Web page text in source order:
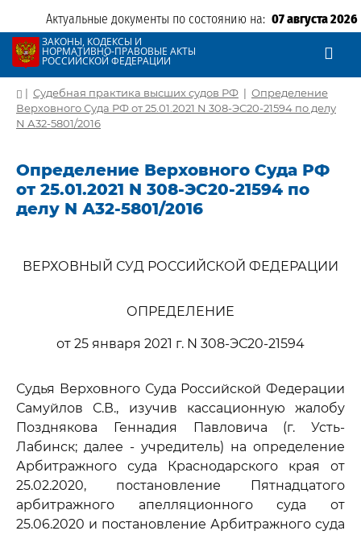
Актуальные документы по состоянию на: 07 августа 2026
ЗАКОНЫ, КОДЕКСЫ И
НОРМАТИВНО-ПРАВОВЫЕ АКТЫ
РОССИЙСКОЙ ФЕДЕРАЦИИ
| Судебная практика высших судов РФ | Определение
Верховного Суда РФ от 25.01.2021 N 308-ЭС20-21594 по делу
N А32-5801/2016
Определение Верховного Суда РФ
от 25.01.2021 N 308-ЭС20-21594 по
делу N А32-5801/2016
ВЕРХОВНЫЙ СУД РОССИЙСКОЙ ФЕДЕРАЦИИ
ОПРЕДЕЛЕНИЕ
от 25 января 2021 г. N 308-ЭС20-21594
Судья Верховного Суда Российской Федерации
Самуйлов С.В., изучив кассационную жалобу
Позднякова Геннадия Павловича (г. Усть-
Лабинск; далее - учредитель) на определение
Арбитражного суда Краснодарского края от
25.02.2020, постановление Пятнадцатого
арбитражного апелляционного суда от
25.06.2020 и постановление Арбитражного суда